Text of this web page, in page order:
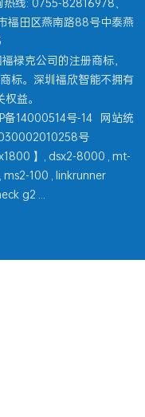
热线: 0755-82816978、
福田区燕南路88号中泰燕
禄克公司的注册商标，
标。深圳福欣智能不拥有
益。
备14000514号-14 网站统
号
】, dsx2-8000 , mt-
, ms2-100 , linkrunner
g2 ...